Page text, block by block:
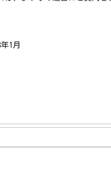
1月